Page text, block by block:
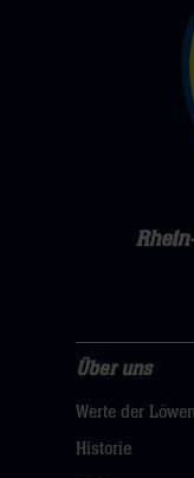
uns
Navigation
Über uns
Werte der Löwen
Historie